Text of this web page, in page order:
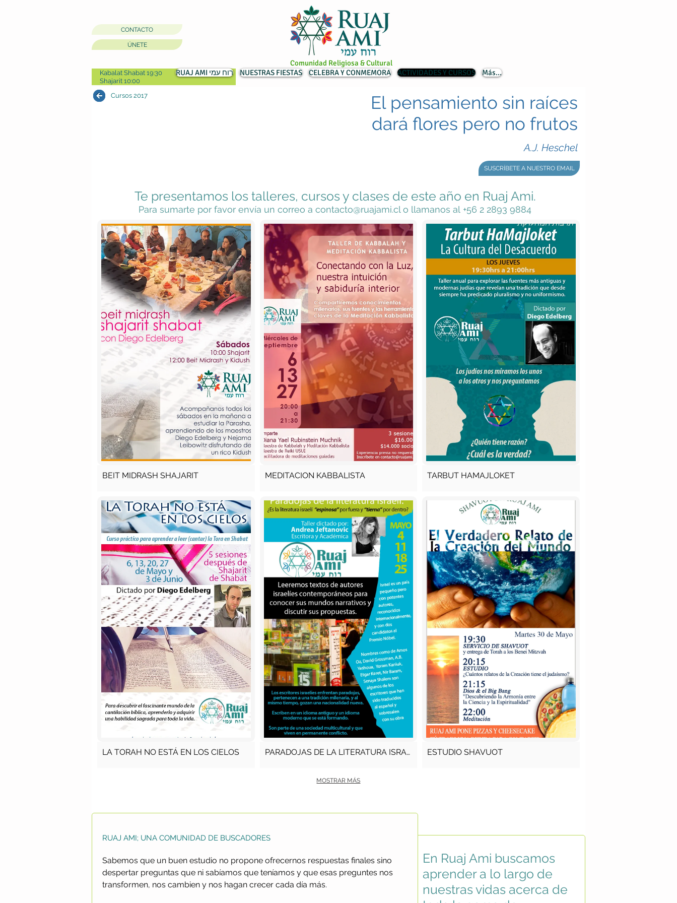
CONTACTO
ÚNETE
Kabalat Shabat 19:30
Shajarit 10:00
Comunidad Religiosa & Cultural
Cursos 2017
El pensamiento sin raíces
dará flores pero no frutos
A.J. Heschel
SUSCRÍBETE A NUESTRO EMAIL
Te presentamos los talleres, cursos y clases de este año en Ruaj Ami.
Para sumarte por favor envía un correo a contacto@ruajami.cl o llamanos al +56 2 2893 9884
BEIT MIDRASH SHAJARIT MEDITACION KABBALISTA TARBUT HAMAJLOKET
LA TORAH NO ESTÁ EN LOS CIELOS PARADOJAS DE LA LITERATURA ISRAELÍ ESTUDIO SHAVUOT
MOSTRAR MÁS
En Ruaj Ami buscamos
aprender a lo largo de
nuestras vidas acerca de
RUAJ AMI; UNA COMUNIDAD DE BUSCADORES
Sabemos que un buen estudio no propone ofrecernos respuestas finales sino
despertar preguntas que ni sabíamos que teníamos y que esas preguntes nos
transformen, nos cambien y nos hagan crecer cada día más.
RUAJ AMI רוח עמי NUESTRAS FIESTAS CELEBRA Y CONMEMORA ACTIVIDADES Y CURSOS Más...